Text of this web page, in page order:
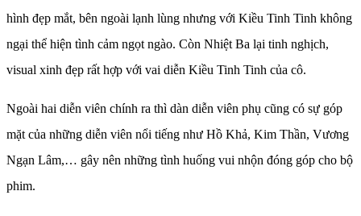
hình đẹp mắt, bên ngoài lạnh lùng nhưng với Kiều Tinh Tinh không
ngại thể hiện tình cảm ngọt ngào. Còn Nhiệt Ba lại tinh nghịch,
visual xinh đẹp rất hợp với vai diễn Kiều Tinh Tinh của cô.
Ngoài hai diễn viên chính ra thì dàn diễn viên phụ cũng có sự góp
mặt của những diễn viên nổi tiếng như Hồ Khả, Kim Thần, Vương
Ngạn Lâm,… gây nên những tình huống vui nhộn đóng góp cho bộ
phim.